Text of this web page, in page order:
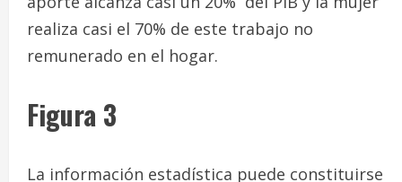
realiza casi el 70% de este trabajo no
remunerado en el hogar.
Figura 3
La información estadística puede constituirse